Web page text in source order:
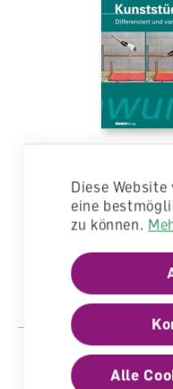
Kunststücke im
Begleitband für
wird für Sie bestellt
(kein Rückgaberecht)
CHF 35.00
Diese
eine
zu können.
Alle